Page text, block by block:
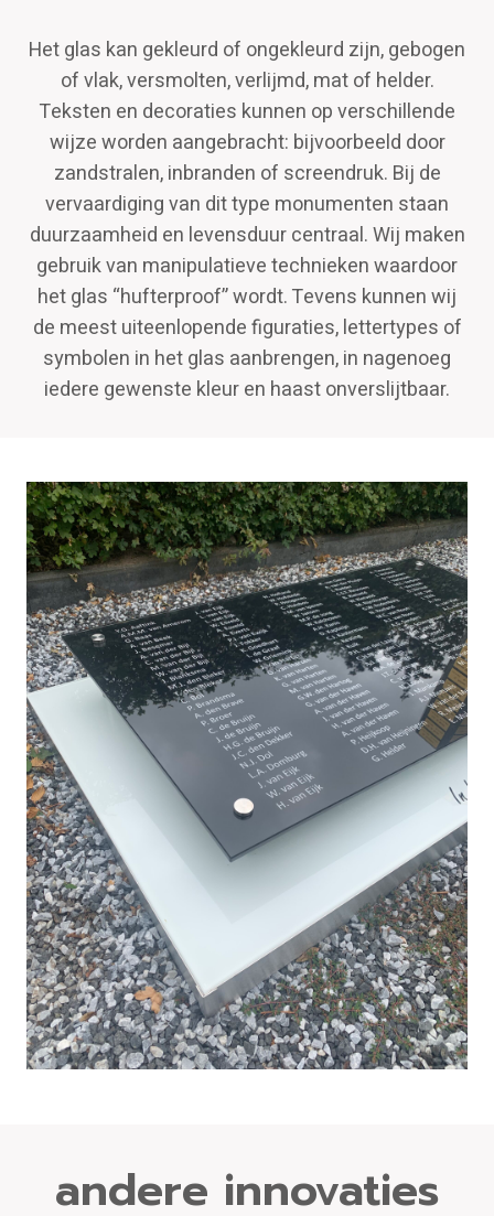
Het glas kan gekleurd of ongekleurd zijn, gebogen
of vlak, versmolten, verlijmd, mat of helder.
Teksten en decoraties kunnen op verschillende
wijze worden aangebracht: bijvoorbeeld door
zandstralen, inbranden of screendruk. Bij de
vervaardiging van dit type monumenten staan
duurzaamheid en levensduur centraal. Wij maken
gebruik van manipulatieve technieken waardoor
het glas “hufterproof” wordt. Tevens kunnen wij
de meest uiteenlopende figuraties, lettertypes of
symbolen in het glas aanbrengen, in nagenoeg
iedere gewenste kleur en haast onverslijtbaar.
andere innovaties